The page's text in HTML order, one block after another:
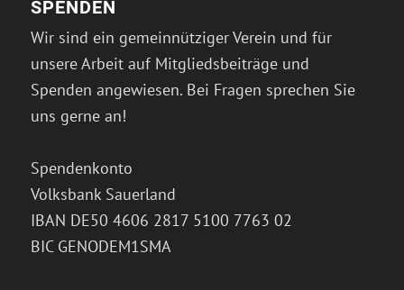
SPENDEN
Wir sind ein gemeinnütziger Verein und für
unsere Arbeit auf Mitgliedsbeiträge und
Spenden angewiesen. Bei Fragen sprechen Sie
uns gerne an!
Spendenkonto
Volksbank Sauerland
IBAN DE50 4606 2817 5100 7763 02
BIC GENODEM1SMA